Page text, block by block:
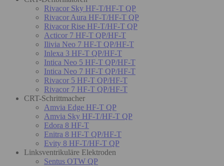
Rivacor Sky HF-T/HF-T QP
Rivacor Aura HF-T/HF-T QP
Rivacor Rise HF-T/HF-T QP
Acticor 7 HF-T QP/HF-T
Ilivia Neo 7 HF-T QP/HF-T
Inlexa 3 HF-T QP/HF-T
Intica Neo 5 HF-T QP/HF-T
Intica Neo 7 HF-T QP/HF-T
Rivacor 5 HF-T QP/HF-T
Rivacor 7 HF-T QP/HF-T
CRT-Schrittmacher
Amvia Edge HF-T QP
Amvia Sky HF-T/HF-T QP
Edora 8 HF-T
Enitra 8 HF-T QP/HF-T
Evity 8 HF-T/HF-T QP
Linksventrikuläre Elektroden
Sentus OTW QP